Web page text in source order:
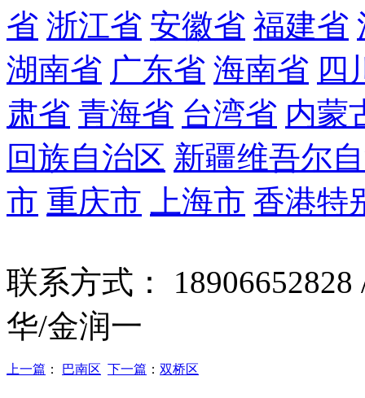
省 浙江省 安徽省 福建省
湖南省 广东省 海南省 四
肃省 青海省 台湾省 内蒙
回族自治区 新疆维吾尔
市 重庆市 上海市 香港特
联系方式：
华/金润一
上一篇 ： 巴南区 下一篇 ： 双桥区